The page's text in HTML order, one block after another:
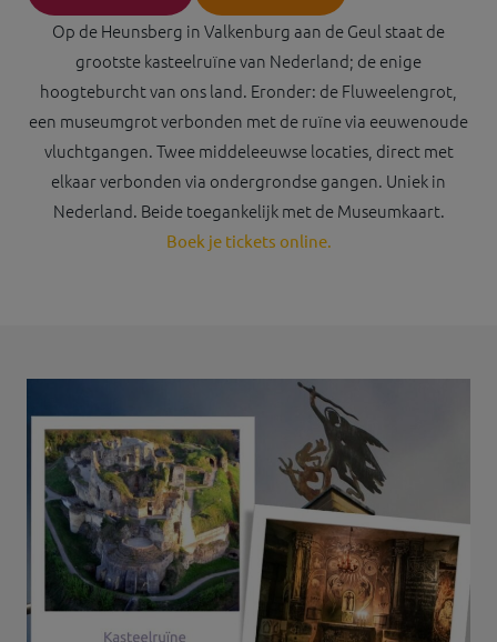
Op de Heunsberg in Valkenburg aan de Geul staat de
grootste kasteelruïne van Nederland; de enige
hoogteburcht van ons land. Eronder: de Fluweelengrot,
een museumgrot verbonden met de ruïne via eeuwenoude
vluchtgangen. Twee middeleeuwse locaties, direct met
elkaar verbonden via ondergrondse gangen. Uniek in
Nederland. Beide toegankelijk met de Museumkaart.
Boek je tickets online.